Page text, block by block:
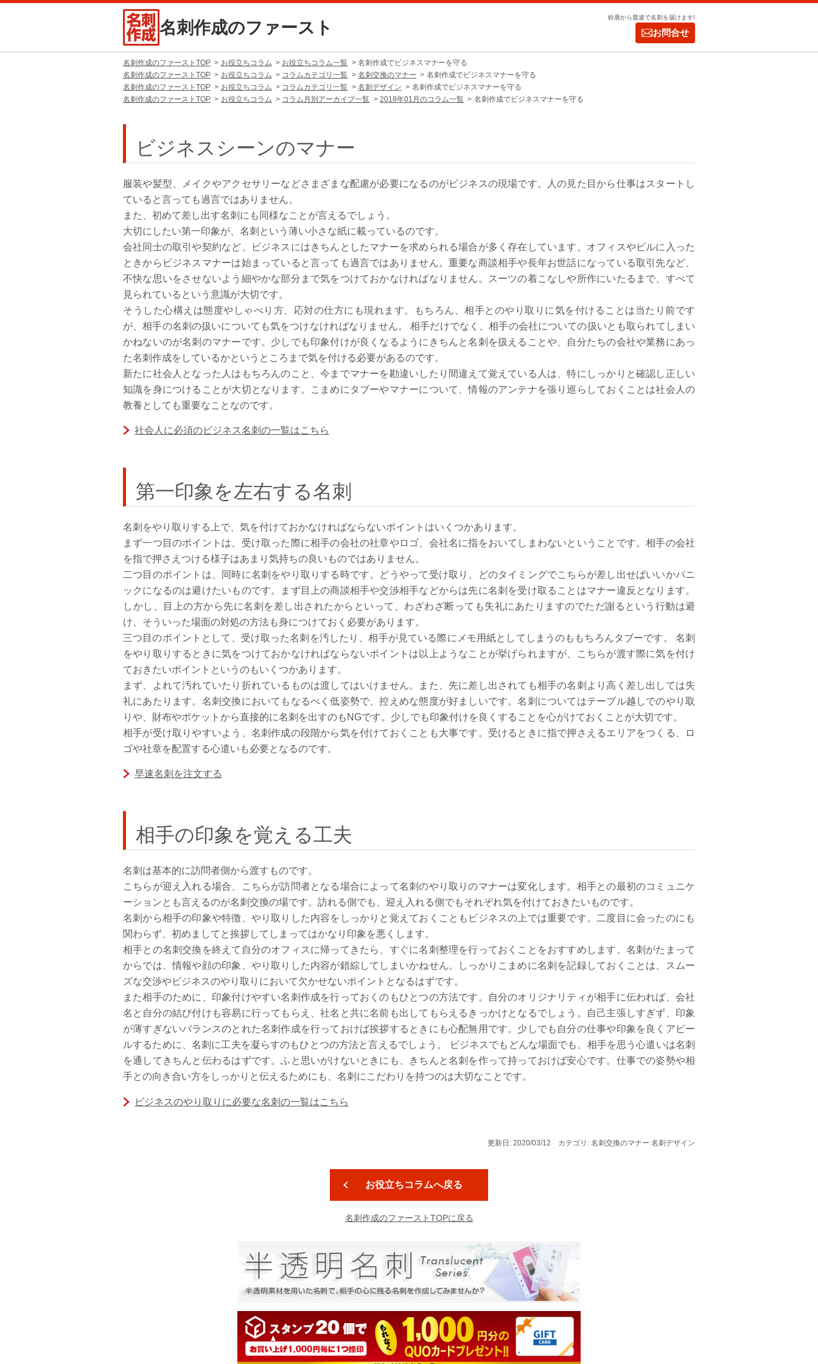
名刺作成のファースト
鈴鹿から最速で名刺を届けます!
お問合せ
名刺作成のファーストTOP お役立ちコラム お役立ちコラム一覧
名刺作成でビジネスマナーを守る
名刺作成のファーストTOP
お役立ちコラム コラムカテゴリ一覧 名刺交換のマナー
名刺作成でビジネスマナーを守る
名刺作成のファーストTOP
お役立ちコラム コラムカテゴリ一覧 名刺デザイン
名刺作成でビジネスマナーを守る
名刺作成のファーストTOP
お役立ちコラム コラム月別アーカイブ一覧 2018年01月のコラム一覧 名刺作成でビジネスマナーを守る
ビジネスシーンのマナー
服装や髪型、メイクやアクセサリーなどさまざまな配慮が必要になるのがビジネスの現場です。人の見た目から仕事はスタートし
ていると言っても過言ではありません。
また、初めて差し出す名刺にも同様なことが言えるでしょう。
大切にしたい第一印象が、名刺という薄い小さな紙に載っているのです。
会社同士の取引や契約など、ビジネスにはきちんとしたマナーを求められる場合が多く存在しています。オフィスやビルに入った
ときからビジネスマナーは始まっていると言っても過言ではありません。重要な商談相手や長年お世話になっている取引先など、
不快な思いをさせないよう細やかな部分まで気をつけておかなければなりません。スーツの着こなしや所作にいたるまで、すべて
見られているという意識が大切です。
そうした心構えは態度やしゃべり方、応対の仕方にも現れます。もちろん、相手とのやり取りに気を付けることは当たり前です
が、相手の名刺の扱いについても気をつけなければなりません。 相手だけでなく、相手の会社についての扱いとも取られてしまい
かねないのが名刺のマナーです。少しでも印象付けが良くなるようにきちんと名刺を扱えることや、自分たちの会社や業務にあっ
た名刺作成をしているかというところまで気を付ける必要があるのです。
新たに社会人となった人はもちろんのこと、今までマナーを勘違いしたり間違えて覚えている人は、特にしっかりと確認し正しい
知識を身につけることが大切となります。こまめにタブーやマナーについて、情報のアンテナを張り巡らしておくことは社会人の
教養としても重要なことなのです。
社会人に必須のビジネス名刺の一覧はこちら
第一印象を左右する名刺
名刺をやり取りする上で、気を付けておかなければならないポイントはいくつかあります。
まず一つ目のポイントは、受け取った際に相手の会社の社章やロゴ、会社名に指をおいてしまわないということです。相手の会社
を指で押さえつける様子はあまり気持ちの良いものではありません。
二つ目のポイントは、同時に名刺をやり取りする時です。どうやって受け取り、どのタイミングでこちらが差し出せばいいかパニ
ックになるのは避けたいものです。まず目上の商談相手や交渉相手などからは先に名刺を受け取ることはマナー違反となります。
しかし、目上の方から先に名刺を差し出されたからといって、わざわざ断っても失礼にあたりますのでただ謝るという行動は避
け、そういった場面の対処の方法も身につけておく必要があります。
三つ目のポイントとして、受け取った名刺を汚したり、相手が見ている際にメモ用紙としてしまうのももちろんタブーです。 名刺
をやり取りするときに気をつけておかなければならないポイントは以上ようなことが挙げられますが、こちらが渡す際に気を付け
ておきたいポイントというのもいくつかあります。
まず、よれて汚れていたり折れているものは渡してはいけません。また、先に差し出されても相手の名刺より高く差し出しては失
礼にあたります。名刺交換においてもなるべく低姿勢で、控えめな態度が好ましいです。名刺についてはテーブル越しでのやり取
りや、財布やポケットから直接的に名刺を出すのもNGです。少しでも印象付けを良くすることを心がけておくことが大切です。
相手が受け取りやすいよう、名刺作成の段階から気を付けておくことも大事です。受けるときに指で押さえるエリアをつくる、ロ
ゴや社章を配置する心遣いも必要となるのです。
早速名刺を注文する
相手の印象を覚える工夫
名刺は基本的に訪問者側から渡すものです。
こちらが迎え入れる場合、こちらが訪問者となる場合によって名刺のやり取りのマナーは変化します。相手との最初のコミュニケ
ーションとも言えるのが名刺交換の場です。訪れる側でも、迎え入れる側でもそれぞれ気を付けておきたいものです。
名刺から相手の印象や特徴、やり取りした内容をしっかりと覚えておくこともビジネスの上では重要です。二度目に会ったのにも
関わらず、初めましてと挨拶してしまってはかなり印象を悪くします。
相手との名刺交換を終えて自分のオフィスに帰ってきたら、すぐに名刺整理を行っておくことをおすすめします。名刺がたまって
からでは、情報や顔の印象、やり取りした内容が錯綜してしまいかねせん。しっかりこまめに名刺を記録しておくことは、スムー
ズな交渉やビジネスのやり取りにおいて欠かせないポイントとなるはずです。
また相手のために、印象付けやすい名刺作成を行っておくのもひとつの方法です。自分のオリジナリティが相手に伝われば、会社
名と自分の結び付けも容易に行ってもらえ、社名と共に名前も出してもらえるきっかけとなるでしょう。自己主張しすぎず、印象
が薄すぎないバランスのとれた名刺作成を行っておけば挨拶するときにも心配無用です。少しでも自分の仕事や印象を良くアピー
ルするために、名刺に工夫を凝らすのもひとつの方法と言えるでしょう。 ビジネスでもどんな場面でも、相手を思う心遣いは名刺
を通してきちんと伝わるはずです。ふと思いがけないときにも、きちんと名刺を作って持っておけば安心です。仕事での姿勢や相
手との向き合い方をしっかりと伝えるためにも、名刺にこだわりを持つのは大切なことです。
ビジネスのやり取りに必要な名刺の一覧はこちら
更新日: 2020/03/12 カテゴリ: 名刺交換のマナー 名刺デザイン
お役立ちコラムへ戻る
名刺作成のファーストTOPに戻る